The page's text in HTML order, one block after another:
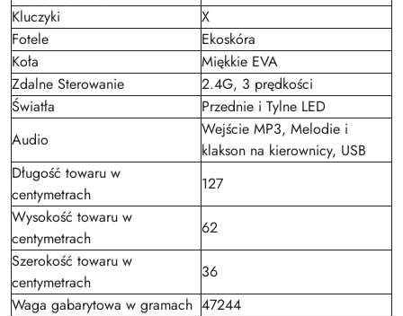
Kluczyki
X
Fotele
Ekoskóra
Koła
Miękkie EVA
Zdalne Sterowanie
2.4G, 3 prędkości
Światła
Przednie i Tylne LED
Audio
Wejście MP3, Melodie i
klakson na kierownicy, USB
Długość towaru w
centymetrach
127
Wysokość towaru w
centymetrach
62
Szerokość towaru w
centymetrach
36
Waga gabarytowa w gramach 47244